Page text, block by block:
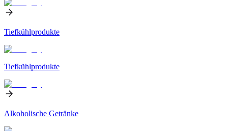
Tiefkühlprodukte
Tiefkühlprodukte
Alkoholische Getränke